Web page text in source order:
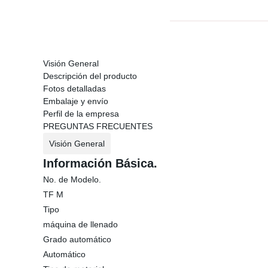
Visión General
Descripción del producto
Fotos detalladas
Embalaje y envío
Perfil de la empresa
PREGUNTAS FRECUENTES
Visión General
Información Básica.
No. de Modelo.
TF M
Tipo
máquina de llenado
Grado automático
Automático